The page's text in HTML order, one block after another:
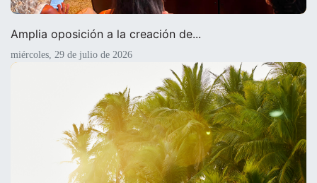
Amplia oposición a la creación de...
miércoles, 29 de julio de 2026